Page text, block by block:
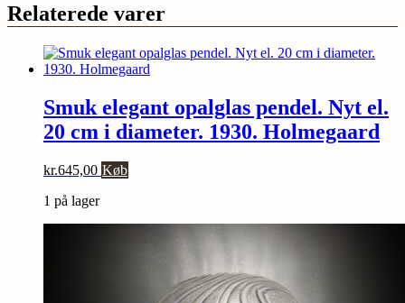
Relaterede varer
Smuk elegant opalglas pendel. Nyt el.
20 cm i diameter. 1930. Holmegaard
kr.645,00 Køb
1 på lager